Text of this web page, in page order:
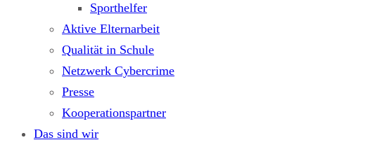
Sporthelfer
Aktive Elternarbeit
Qualität in Schule
Netzwerk Cybercrime
Presse
Kooperationspartner
Das sind wir